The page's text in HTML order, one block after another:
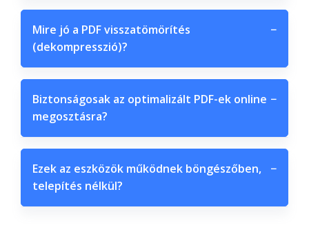
Mire jó a PDF visszatömörítés
(dekompresszió)?
−
Biztonságosak az optimalizált PDF-ek online
megosztásra?
−
Ezek az eszközök működnek böngészőben,
telepítés nélkül?
−